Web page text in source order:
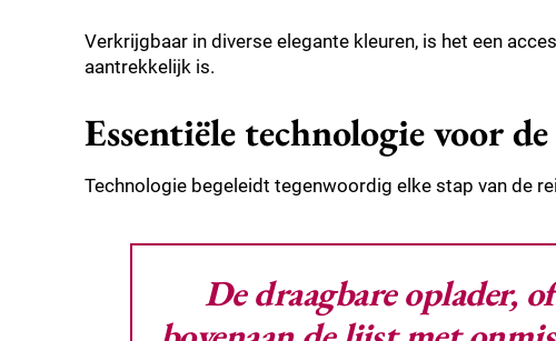
Verkrijgbaar in diverse elegante kleuren, is het een
aantrekkelijk is.
Essentiële technologie voor
Technologie begeleidt tegenwoordig elke stap van de
De draagbare oplader,